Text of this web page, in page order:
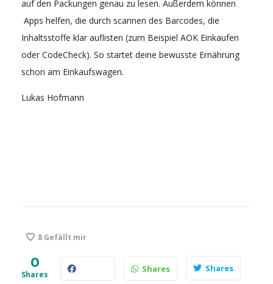
auf den Packungen genau zu lesen. Außerdem können
Apps helfen, die durch scannen des Barcodes, die
Inhaltsstoffe klar auflisten (zum Beispiel AOK Einkaufen
oder CodeCheck). So startet deine bewusste Ernährung
schon am Einkaufswagen.
Lukas Hofmann
8 Gefällt mir
0
Shares
Shares Shares